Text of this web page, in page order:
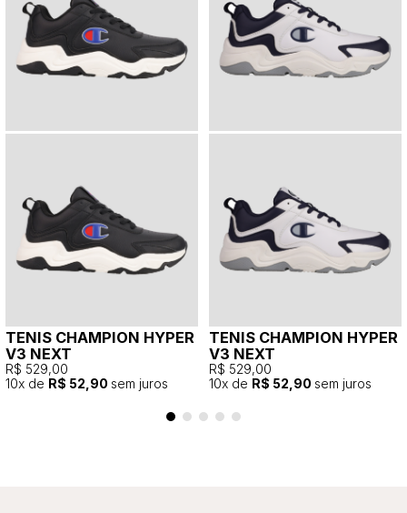
TENIS CHAMPION HYPER
V3 NEXT
R$ 529,00
10x de R$ 52,90 sem juros
TENIS CHAMPION HYPER
V3 NEXT
R$ 529,00
10x de R$ 52,90 sem juros